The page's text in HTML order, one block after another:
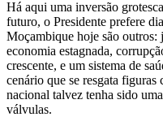
Há aqui uma inversão
futuro, o Presidente prefere
Moçambique hoje são outros:
economia estagnada,
crescente, e um sistema de
cenário que se resgata
nacional talvez tenha sido
válvulas.